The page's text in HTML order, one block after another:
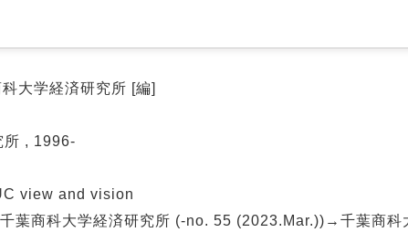
大学経済研究所 [編]
所 , 1996-
view and vision
葉商科大学経済研究所 (-no. 55 (2023.Mar.))→千葉商科